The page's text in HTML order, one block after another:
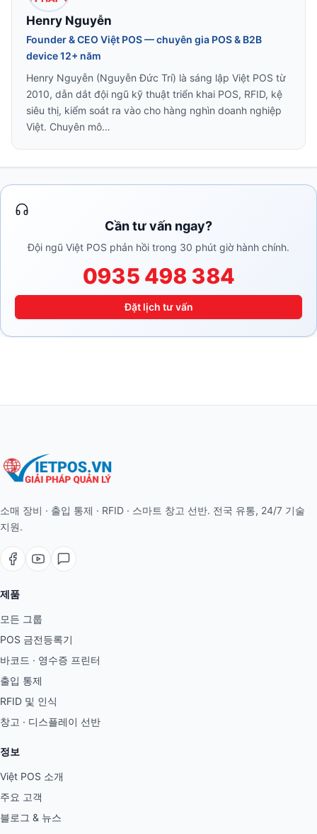
Henry Nguyễn
Founder & CEO Việt POS — chuyên gia POS & B2B
device 12+ năm
Henry Nguyễn (Nguyễn Đức Trí) là sáng lập Việt POS từ
2010, dẫn dắt đội ngũ kỹ thuật triển khai POS, RFID, kệ
siêu thị, kiểm soát ra vào cho hàng nghìn doanh nghiệp
Việt. Chuyên mô…
Cần tư vấn ngay?
Đội ngũ Việt POS phản hồi trong 30 phút giờ hành chính.
0935 498 384
Đặt lịch tư vấn
소매 장비 · 출입 통제 · RFID · 스마트 창고 선반. 전국 유통, 24/7 기술
지원.
제품
모든 그룹
POS 금전등록기
바코드 · 영수증 프린터
출입 통제
RFID 및 인식
창고 · 디스플레이 선반
정보
Việt POS 소개
주요 고객
블로그 & 뉴스